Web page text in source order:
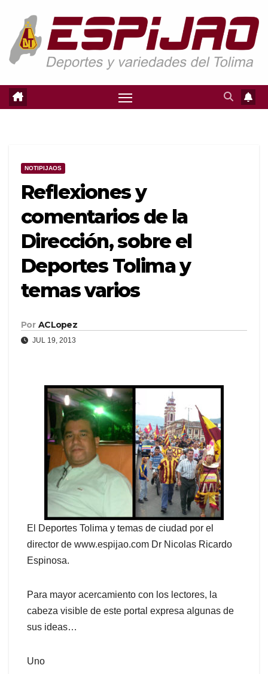
contenido
NOTIPIJAOS
Reflexiones y
comentarios de la
Dirección, sobre el
Deportes Tolima y
temas varios
Por ACLopez
JUL 19, 2013
El Deportes Tolima y temas de ciudad por el
director de www.espijao.com Dr Nicolas Ricardo
Espinosa.
Para mayor acercamiento con los lectores, la
cabeza visible de este portal expresa algunas de
sus ideas…
Uno